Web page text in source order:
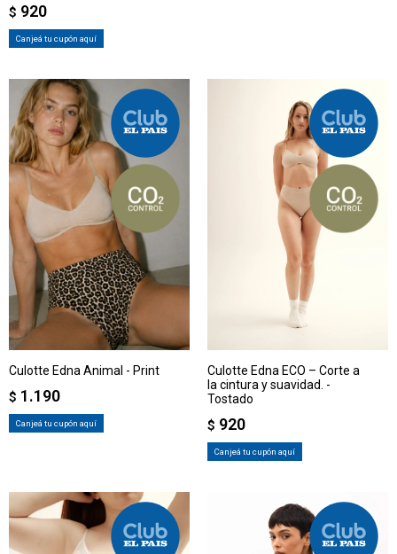
$ 920
Canjeá tu cupón aquí
Culotte Edna Animal - Print
$ 1.190
Canjeá tu cupón aquí
Culotte Edna ECO – Corte a
la cintura y suavidad. -
Tostado
$ 920
Canjeá tu cupón aquí